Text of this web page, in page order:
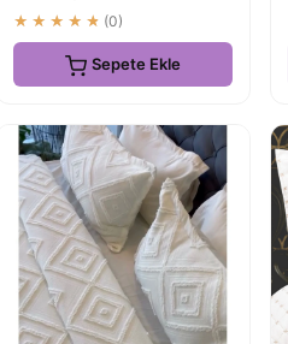
★★★★★ (0)
Sepete Ekle